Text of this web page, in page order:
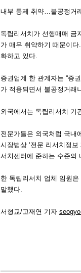
내부 통제 취약…불공정거
독립리서치가 선행매매 금
가 매우 취약하기 때문이
화하고 있다.
증권업계 한 관계자는 “증
가 적용되면서 불공정거래
외국에서는 독립리서치 기
전문가들은 외국처럼 국내
시장법상 ‘전문 리서치정
서치센터에 준하는 수준의
한 독립리서치 업체 임원
말했다.
서형교/고재연 기자